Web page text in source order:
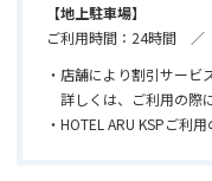
【地上駐車場】
ご利用時間：24時間
・店舗により割引サービ
詳しくは、ご利用の際
・HOTEL ARU KSPご利用